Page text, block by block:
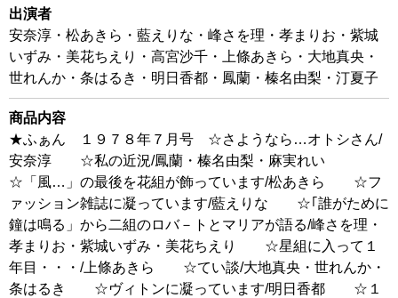
出演者
安奈淳・松あきら・藍えりな・峰さを理・孝まりお・紫城
いずみ・美花ちえり・高宮沙千・上條あきら・大地真央・
世れんか・条はるき・明日香都・鳳蘭・榛名由梨・汀夏子
商品内容
★ふぁん １９７８年７月号 ☆さようなら…オトシさん/
安奈淳 ☆私の近況/鳳蘭・榛名由梨・麻実れい
☆「風…」の最後を花組が飾っています/松あきら ☆フ
ァッション雑誌に凝っています/藍えりな ☆｢誰がために
鐘は鳴る」から二組のロバ－トとマリアが語る/峰さを理・
孝まりお・紫城いずみ・美花ちえり ☆星組に入って１
年目・・・/上條あきら ☆てい談/大地真央・世れんか・
条はるき ☆ヴィトンに凝っています/明日香都 ☆１